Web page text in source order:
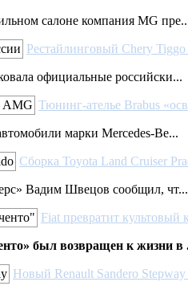
салоне компания MG
Рестайлинговый Chery
официальные российски...
Тюнинг-ателье Brabus
марки Mercedes-Be...
Сборка Toyota Land Cruiser
Вадим Швецов сообщил, чт...
Fiat превратит культовый
был возвращен к жизни в
Новый Renault Sandero